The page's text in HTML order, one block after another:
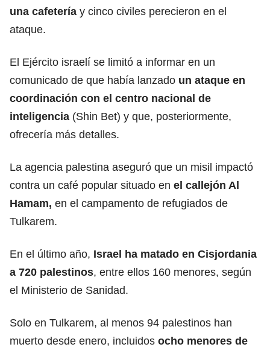
una cafetería y cinco civiles perecieron en el
ataque.
El Ejército israelí se limitó a informar en un
comunicado de que había lanzado un ataque en
coordinación con el centro nacional de
inteligencia (Shin Bet) y que, posteriormente,
ofrecería más detalles.
La agencia palestina aseguró que un misil impactó
contra un café popular situado en el callejón Al
Hamam, en el campamento de refugiados de
Tulkarem.
En el último año, Israel ha matado en Cisjordania
a 720 palestinos, entre ellos 160 menores, según
el Ministerio de Sanidad.
Solo en Tulkarem, al menos 94 palestinos han
muerto desde enero, incluidos ocho menores de